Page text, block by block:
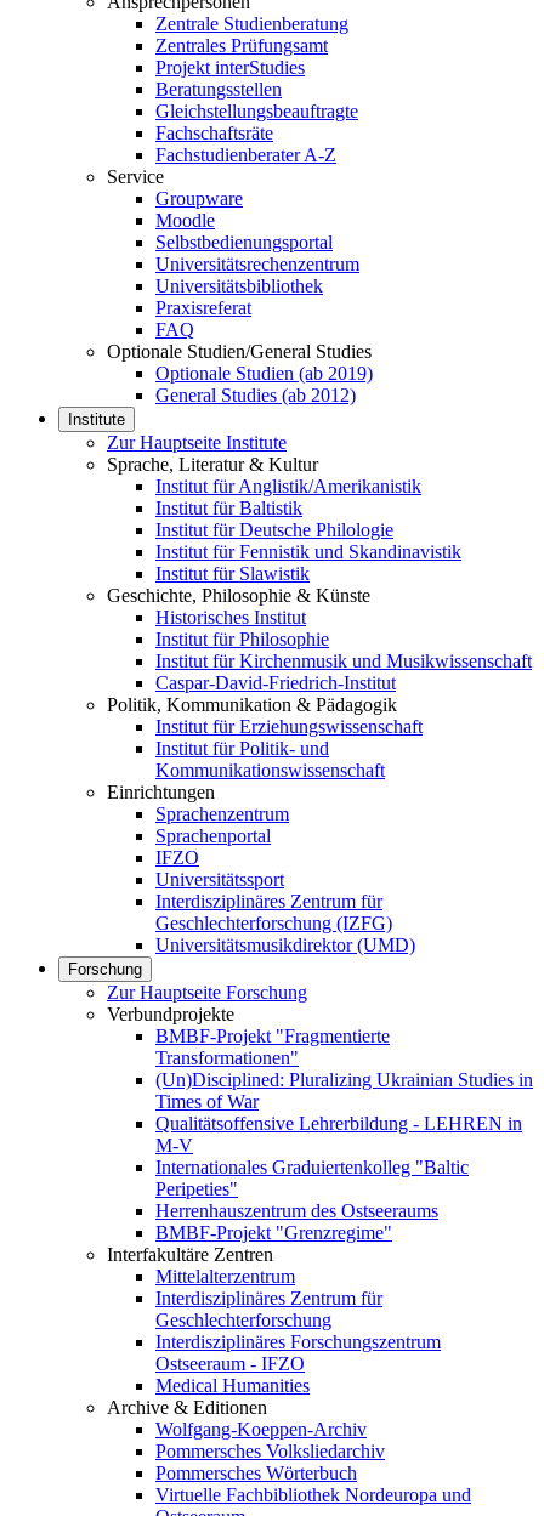
Zentrale Studienberatung
Zentrales Prüfungsamt
Projekt interStudies
Beratungsstellen
Gleichstellungsbeauftragte
Fachschaftsräte
Fachstudienberater A-Z
Service
Groupware
Moodle
Selbstbedienungsportal
Universitätsrechenzentrum
Universitätsbibliothek
Praxisreferat
FAQ
Optionale Studien/General Studies
Optionale Studien (ab 2019)
General Studies (ab 2012)
Institute
Zur Hauptseite Institute
Sprache, Literatur & Kultur
Institut für Anglistik/Amerikanistik
Institut für Baltistik
Institut für Deutsche Philologie
Institut für Fennistik und Skandinavistik
Institut für Slawistik
Geschichte, Philosophie & Künste
Historisches Institut
Institut für Philosophie
Institut für Kirchenmusik und Musikwissenschaft
Caspar-David-Friedrich-Institut
Politik, Kommunikation & Pädagogik
Institut für Erziehungswissenschaft
Institut für Politik- und
Kommunikationswissenschaft
Einrichtungen
Sprachenzentrum
Sprachenportal
IFZO
Universitätssport
Interdisziplinäres Zentrum für
Geschlechterforschung (IZFG)
Universitätsmusikdirektor (UMD)
Forschung
Zur Hauptseite Forschung
Verbundprojekte
BMBF-Projekt "Fragmentierte
Transformationen"
(Un)Disciplined: Pluralizing Ukrainian Studies in
Times of War
Qualitätsoffensive Lehrerbildung - LEHREN in
M-V
Internationales Graduiertenkolleg "Baltic
Peripeties"
Herrenhauszentrum des Ostseeraums
BMBF-Projekt "Grenzregime"
Interfakultäre Zentren
Mittelalterzentrum
Interdisziplinäres Zentrum für
Geschlechterforschung
Interdisziplinäres Forschungszentrum
Ostseeraum - IFZO
Medical Humanities
Archive & Editionen
Wolfgang-Koeppen-Archiv
Pommersches Volksliedarchiv
Pommersches Wörterbuch
Virtuelle Fachbibliothek Nordeuropa und